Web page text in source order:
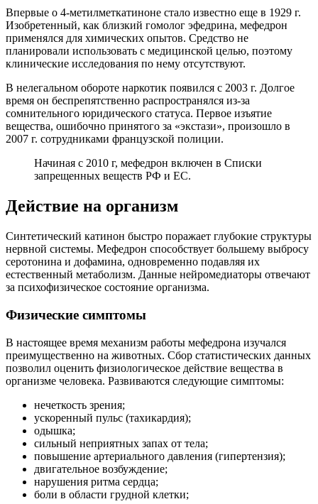
Впервые о 4-метилметкатиноне стало известно еще в 1929 г.
Изобретенный, как близкий гомолог эфедрина, мефедрон
применялся для химических опытов. Средство не
планировали использовать с медицинской целью, поэтому
клинические исследования по нему отсутствуют.
В нелегальном обороте наркотик появился с 2003 г. Долгое
время он беспрепятственно распространялся из-за
сомнительного юридического статуса. Первое изъятие
вещества, ошибочно принятого за «экстази», произошло в
2007 г. сотрудниками французской полиции.
Начиная с 2010 г, мефедрон включен в Списки
запрещенных веществ РФ и ЕС.
Действие на организм
Синтетический катинон быстро поражает глубокие структуры
нервной системы. Мефедрон способствует большему выбросу
серотонина и дофамина, одновременно подавляя их
естественный метаболизм. Данные нейромедиаторы отвечают
за психофизическое состояние организма.
Физические симптомы
В настоящее время механизм работы мефедрона изучался
преимущественно на животных. Сбор статистических данных
позволил оценить физиологическое действие вещества в
организме человека. Развиваются следующие симптомы:
нечеткость зрения;
ускоренный пульс (тахикардия);
одышка;
сильный неприятных запах от тела;
повышение артериального давления (гипертензия);
двигательное возбуждение;
нарушения ритма сердца;
боли в области грудной клетки;